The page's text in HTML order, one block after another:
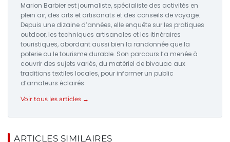
Marion Barbier est journaliste, spécialiste des activités en
plein air, des arts et artisanats et des conseils de voyage.
Depuis une dizaine d’années, elle enquête sur les pratiques
outdoor, les techniques artisanales et les itinéraires
touristiques, abordant aussi bien la randonnée que la
poterie ou le tourisme durable. Son parcours l’a menée à
couvrir des sujets variés, du matériel de bivouac aux
traditions textiles locales, pour informer un public
d’amateurs éclairés.
Voir tous les articles →
ARTICLES SIMILAIRES